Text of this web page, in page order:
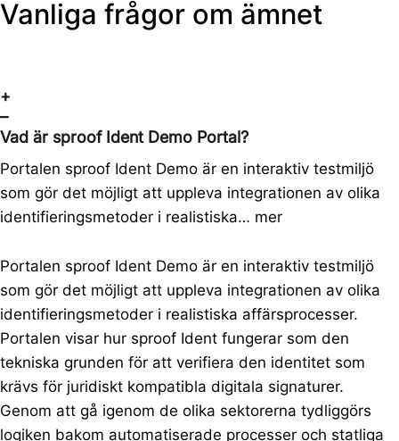
Vanliga frågor om ämnet
+
–
Vad är sproof Ident Demo Portal?
Portalen sproof Ident Demo är en interaktiv testmiljö
som gör det möjligt att uppleva integrationen av olika
identifieringsmetoder i realistiska… mer
Portalen sproof Ident Demo är en interaktiv testmiljö
som gör det möjligt att uppleva integrationen av olika
identifieringsmetoder i realistiska affärsprocesser.
Portalen visar hur sproof Ident fungerar som den
tekniska grunden för att verifiera den identitet som
krävs för juridiskt kompatibla digitala signaturer.
Genom att gå igenom de olika sektorerna tydliggörs
logiken bakom automatiserade processer och statliga